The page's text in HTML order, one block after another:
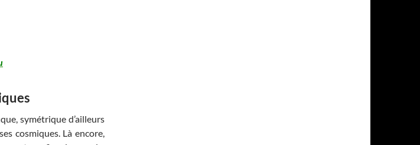
symétrique d’ailleurs
cosmiques. Là encore,